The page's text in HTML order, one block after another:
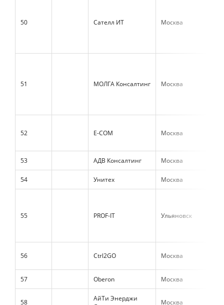
50 Сателл ИТ Москва
51 МОЛГА Консалтинг Москва
52 E-COM Москва
53 АДВ Консалтинг Москва
54 Унитех Москва
55 PROF-IT Ульяновск
56 Ctrl2GO Москва
57 Oberon Москва
58
АйТи Энерджи
Москва